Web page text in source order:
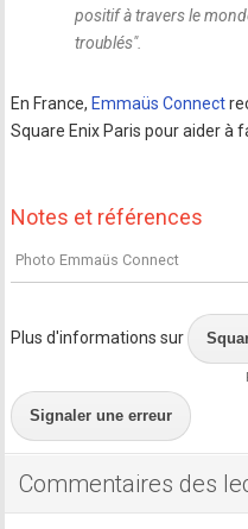
positif à travers le
troublés".
En France, Emmaüs Connect
Square Enix Paris pour aider à
Notes et références
Photo Emmaüs Connect
Plus d'informations sur
Signaler une erreur
Commentaires des